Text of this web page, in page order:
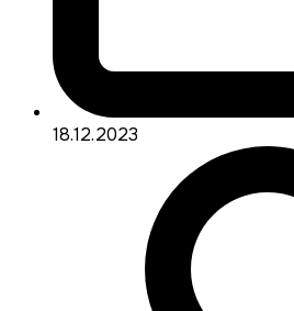
18.12.2023